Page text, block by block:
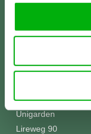
Unigarden
Lireweg 90